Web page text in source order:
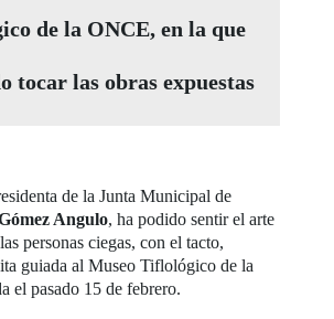
de la ONCE, en la que
tocar las obras expuestas
de la Junta Municipal de
Angulo, ha podido sentir el arte
personas ciegas, con el tacto,
guiada al Museo Tiflológico de la
el pasado 15 de febrero.